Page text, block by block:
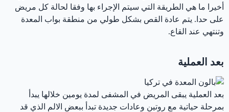
أخيرا ما هي الطريقة التي سيتم الإجراء بها وفقا لحالة كل مريض
على حدا. يتم عادة القص بشكل طولي من منطقة بواب المعدة
وتنتهي عند القاع.
بعد العملية
بعد العملية يبقى المريض في المشفى لمدة يومين خلالها يبدأ
بمرحلة حياتية مع روتين وعادات جديدة تبدأ ببعض الالم الذي قد